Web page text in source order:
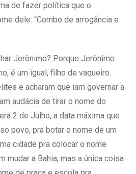
de fazer política que o
dele: “Combo de arrogância e
Jerônimo? Porque Jerônimo
é um igual, filho de vaqueiro.
e acharam que iam governar a
audácia de tirar o nome do
2 de Julho, a data máxima que
povo, pra botar o nome de um
cidade pra colocar o nome
mudar a Bahia, mas a única coisa